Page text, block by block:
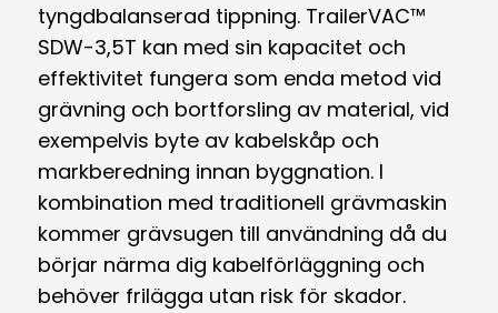
tyngdbalanserad tippning. TrailerVAC™
SDW-3,5T kan med sin kapacitet och
effektivitet fungera som enda metod vid
grävning och bortforsling av material, vid
exempelvis byte av kabelskåp och
markberedning innan byggnation. I
kombination med traditionell grävmaskin
kommer grävsugen till användning då du
börjar närma dig kabelförläggning och
behöver frilägga utan risk för skador.